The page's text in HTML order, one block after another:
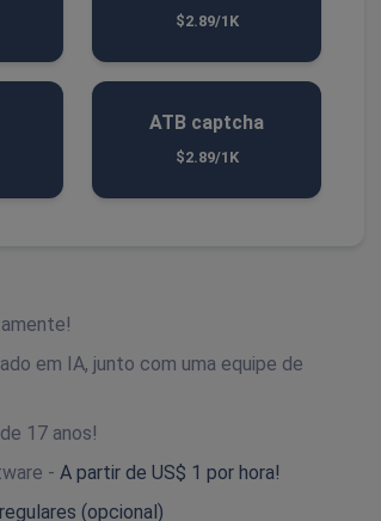
$2.89/1K
ATB captcha
$2.89/1K
em IA, junto com uma equipe de
17 anos!
- A partir de US$ 1 por hora!
(opcional)